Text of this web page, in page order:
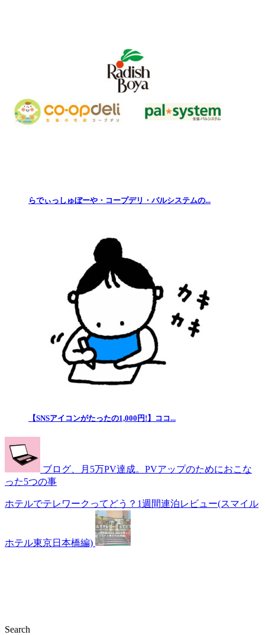
らでぃっしゅぼーや・コープデリ・パルシステムの...
【SNSアイコンがたったの1,000円!】ココ...
ブログ、月5万PV達成。PVアップのためにおこな
った5つの事
ホテルでテレワークってどう？1週間連泊レビュー(スマイル
ホテル東京日本橋編)
Search